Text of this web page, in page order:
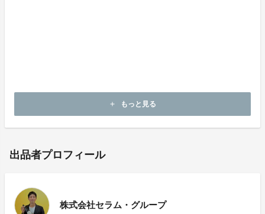
add もっと見る
出品者プロフィール
株式会社セラム・グループ